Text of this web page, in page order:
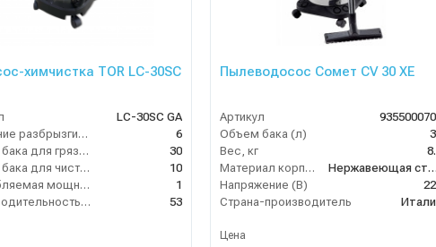
химчистка TOR LC-30SC
LC-30SC GA
Давление разбрызгивания (бар)
6
Объем бака для грязной воды, л
30
Объем бака для чистой воды, л
10
Потребляемая мощность (кВт)
1
Производительность (л/ч)
53
Пылеводосос Сомет CV 30 XE
Артикул
Объем бака (л)
Вес, кг
Материал корпуса
Нержавеющая сталь
Напряжение (В)
Страна-производитель
Цена